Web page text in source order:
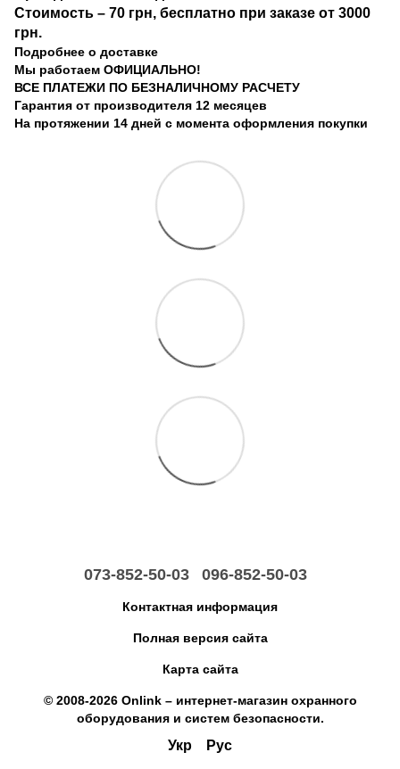
Стоимость – 70 грн, бесплатно при заказе от 3000
грн.
Подробнее о доставке
Мы работаем ОФИЦИАЛЬНО!
ВСЕ ПЛАТЕЖИ ПО БЕЗНАЛИЧНОМУ РАСЧЕТУ
Гарантия от производителя 12 месяцев
На протяжении 14 дней с момента оформления покупки
073-852-50-03 096-852-50-03
Контактная информация
Полная версия сайта
Карта сайта
© 2008-2026 Onlink – интернет-магазин охранного
оборудования и систем безопасности.
Укр Рус